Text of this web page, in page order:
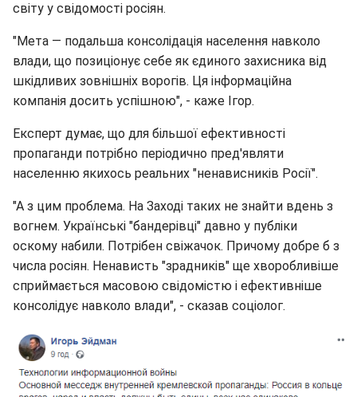
світу у свідомості росіян.
"Мета — подальша консолідація населення навколо
влади, що позиціонує себе як єдиного захисника від
шкідливих зовнішніх ворогів. Ця інформаційна
компанія досить успішною", - каже Ігор.
Експерт думає, що для більшої ефективності
пропаганди потрібно періодично пред'являти
населенню якихось реальних "ненависників Росії".
"А з цим проблема. На Заході таких не знайти вдень з
вогнем. Українські "бандерівці" давно у публіки
оскому набили. Потрібен свіжачок. Причому добре б з
числа росіян. Ненависть "зрадників" ще хворобливіше
сприймається масовою свідомістю і ефективніше
консолідує навколо влади", - сказав соціолог.